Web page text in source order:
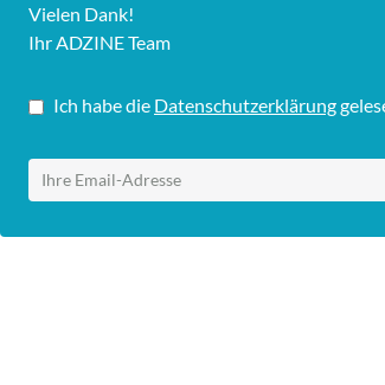
Vielen Dank!
Ihr ADZINE Team
Ich habe die Datenschutzerklärung